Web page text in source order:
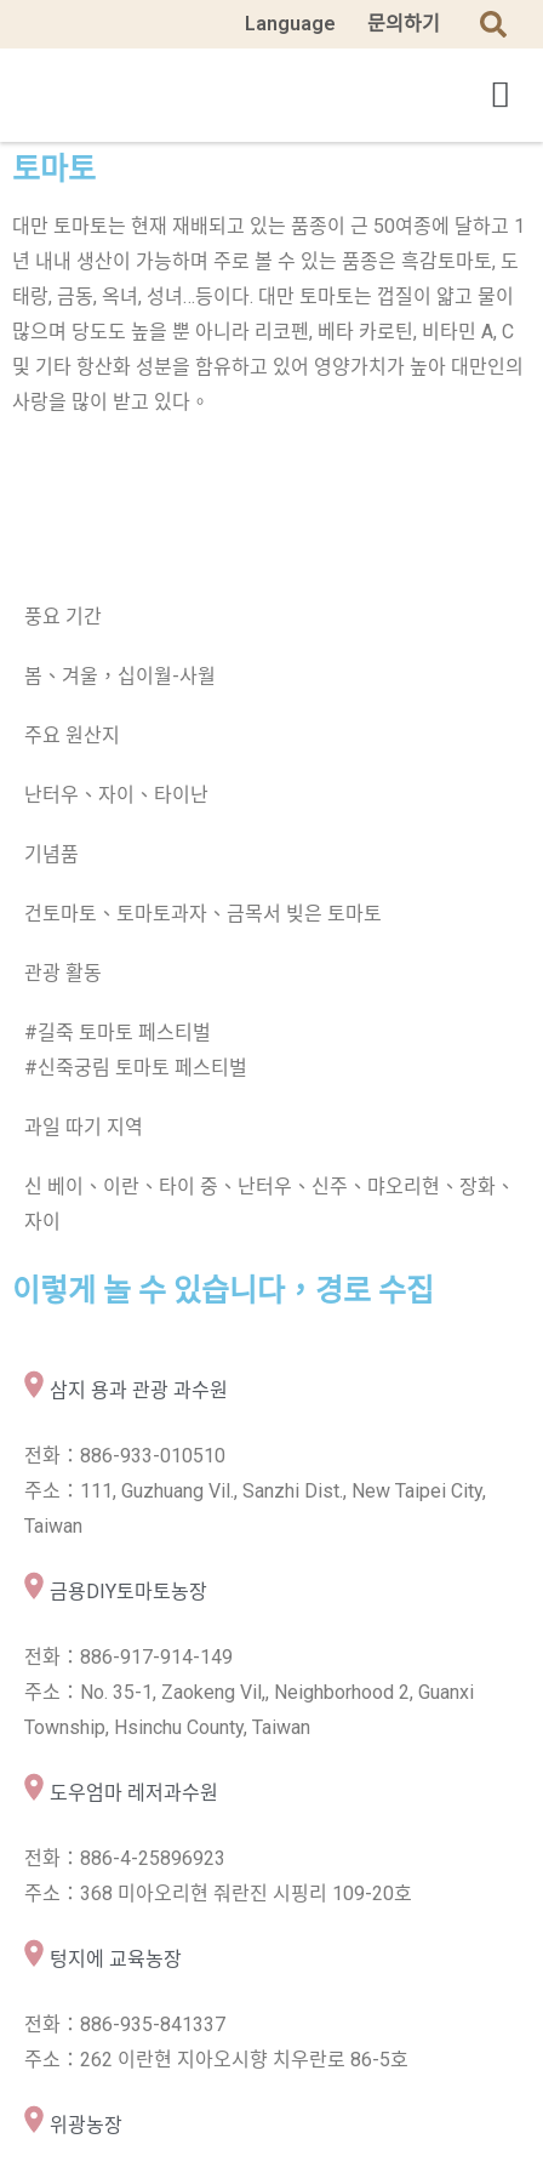
Language 문의하기
토마토
대만 토마토는 현재 재배되고 있는 품종이 근 50여종에 달하고 1
년 내내 생산이 가능하며 주로 볼 수 있는 품종은 흑감토마토, 도
태랑, 금동, 옥녀, 성녀…등이다. 대만 토마토는 껍질이 얇고 물이
많으며 당도도 높을 뿐 아니라 리코펜, 베타 카로틴, 비타민 A, C
및 기타 항산화 성분을 함유하고 있어 영양가치가 높아 대만인의
사랑을 많이 받고 있다。
풍요 기간
봄、겨울，십이월-사월
주요 원산지
난터우、자이、타이난
기념품
건토마토、토마토과자、금목서 빚은 토마토
관광 활동
#길죽 토마토 페스티벌
#신죽궁림 토마토 페스티벌
과일 따기 지역
신 베이、이란、타이 중、난터우、신주、먀오리현、장화、
자이
이렇게 놀 수 있습니다，경로 수집
삼지 용과 관광 과수원
전화：886-933-010510
주소：111, Guzhuang Vil., Sanzhi Dist., New Taipei City,
Taiwan
금용DIY토마토농장
전화：886-917-914-149
주소：No. 35-1, Zaokeng Vil,, Neighborhood 2, Guanxi
Township, Hsinchu County, Taiwan
도우엄마 레저과수원
전화：886-4-25896923
주소：368 미아오리현 줘란진 시핑리 109-20호
텅지에 교육농장
전화：886-935-841337
주소：262 이란현 지아오시향 치우란로 86-5호
위광농장